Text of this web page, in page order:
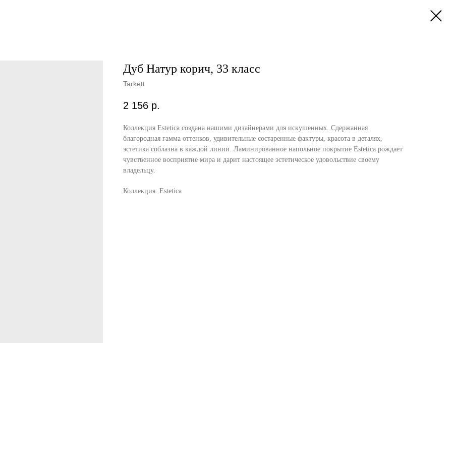
Дуб Натур корич, 33 класс
Tarkett
2 156 р.
Коллекция Estetica создана нашими дизайнерами для искушенных. Сдержанная
благородная гамма оттенков, удивительные состаренные фактуры, красота в деталях,
эстетика соблазна в каждой линии. Ламинированное напольное покрытие Estetica рождает
чувственное восприятие мира и дарит настоящее эстетическое удовольствие своему
владельцу.
Коллекция: Estetica